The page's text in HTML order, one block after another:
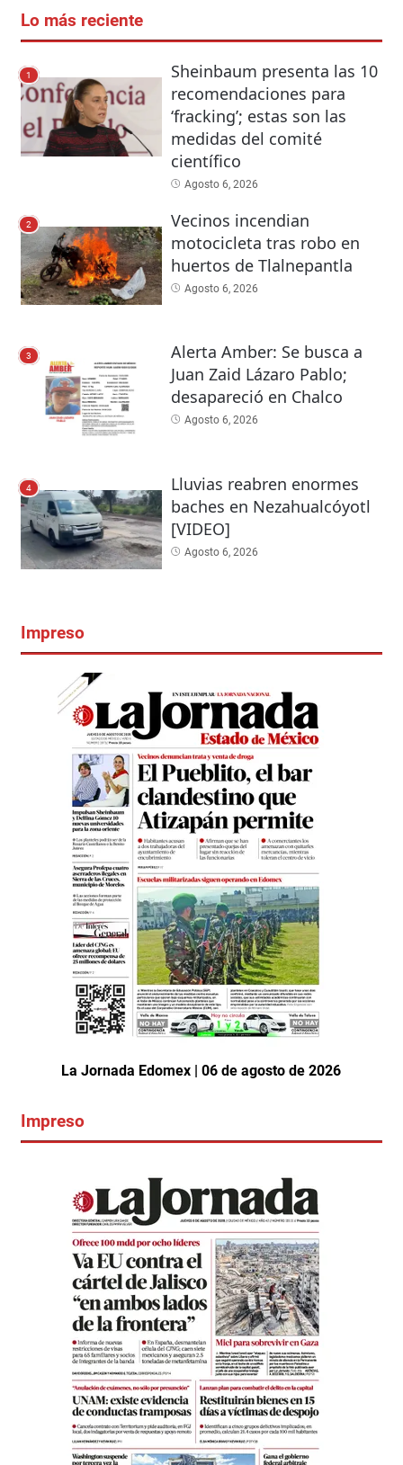
Lo más reciente
1
Sheinbaum presenta las 10
recomendaciones para
‘fracking’; estas son las
medidas del comité
científico
Agosto 6, 2026
2
Vecinos incendian
motocicleta tras robo en
huertos de Tlalnepantla
Agosto 6, 2026
3
Alerta Amber: Se busca a
Juan Zaid Lázaro Pablo;
desapareció en Chalco
Agosto 6, 2026
4
Lluvias reabren enormes
baches en Nezahualcóyotl
[VIDEO]
Agosto 6, 2026
Impreso
La Jornada Edomex | 06 de agosto de 2026
Impreso